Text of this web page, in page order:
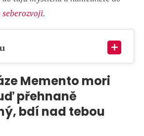
.
Memento mori
přehnaně
bdí nad tebou